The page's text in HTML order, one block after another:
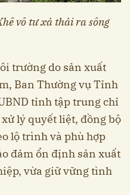
vô tư xả thải ra sông
trường do sản xuất
Ban Thường vụ Tỉnh
tỉnh tập trung chỉ
lý quyết liệt, đồng bộ
lộ trình và phù hợp
đảm ổn định sản xuất
vừa giữ vững tình